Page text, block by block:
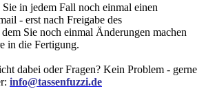
in jedem Fall noch einmal einen
- erst nach Freigabe des
Sie noch einmal Änderungen machen
in die Fertigung.
dabei oder Fragen? Kein Problem - gerne
info@tassenfuzzi.de